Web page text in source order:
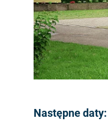
Następne daty: